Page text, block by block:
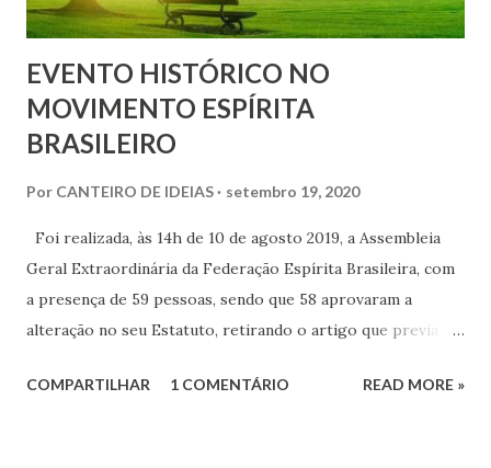
EVENTO HISTÓRICO NO
MOVIMENTO ESPÍRITA
BRASILEIRO
Por CANTEIRO DE IDEIAS setembro 19, 2020
Foi realizada, às 14h de 10 de agosto 2019, a Assembleia
Geral Extraordinária da Federação Espírita Brasileira, com
a presença de 59 pessoas, sendo que 58 aprovaram a
alteração no seu Estatuto, retirando o artigo que previa o
Artigo 1. Importante frisar que, em 25 de outubro de 2003,
COMPARTILHAR 1 COMENTÁRIO READ MORE »